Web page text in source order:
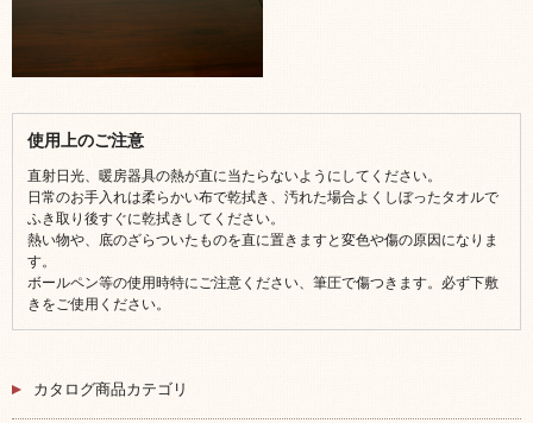
使用上のご注意
直射日光、暖房器具の熱が直に当たらないようにしてください。
日常のお手入れは柔らかい布で乾拭き、汚れた場合よくしぼったタオルで
ふき取り後すぐに乾拭きしてください。
熱い物や、底のざらついたものを直に置きますと変色や傷の原因になりま
す。
ボールペン等の使用時特にご注意ください、筆圧で傷つきます。必ず下敷
きをご使用ください。
カタログ商品カテゴリ